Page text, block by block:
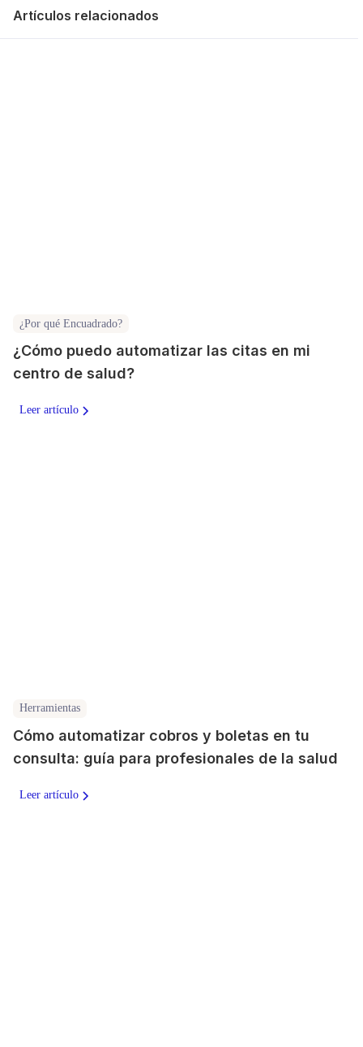
Artículos relacionados
¿Por qué Encuadrado?
¿Cómo puedo automatizar las citas en mi
centro de salud?
Leer artículo
Herramientas
Cómo automatizar cobros y boletas en tu
consulta: guía para profesionales de la salud
Leer artículo